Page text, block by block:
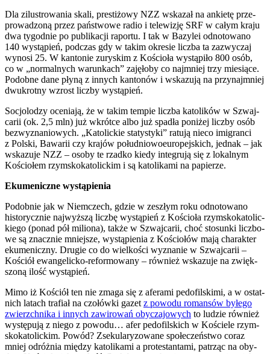
Dla zilu­stro­wa­nia ska­li, pre­sti­żo­wy NZZ wska­zał na ankie­tę prze­
pro­wa­dzo­ną przez pań­stwo­we radio i tele­wi­zję SRF w całym kra­ju
dwa tygo­dnie po publi­ka­cji rapor­tu. I tak w Bazy­lei odno­to­wa­no
140 wystą­pień, pod­czas gdy w takim okre­sie licz­ba ta zazwy­czaj
wyno­si 25. W kan­to­nie zury­skim z Kościo­ła wystą­pi­ło 800 osób,
co w „nor­mal­nych warun­kach” zaję­ło­by co naj­mniej trzy mie­sią­ce.
Podob­ne dane pły­ną z innych kan­to­nów i wska­zu­ją na przy­naj­mniej
dwu­krot­ny wzrost licz­by wystą­pień.
Socjo­lo­dzy oce­nia­ją, że w takim tem­pie licz­ba kato­li­ków w Szwaj­
ca­rii (ok. 2,5 mln) już wkrót­ce albo już spa­dła poni­żej licz­by osób
bez­wy­zna­nio­wych. „Kato­lic­kie sta­ty­sty­ki” ratu­ją nie­co imi­gran­ci
z Pol­ski, Bawa­rii czy kra­jów połu­dnio­wo­eu­ro­pej­skich, jed­nak – jak
wska­zu­je NZZ – oso­by te rzad­ko kie­dy inte­gru­ją się z lokal­nym
Kościo­łem rzym­sko­ka­to­lic­kim i są kato­li­ka­mi na papie­rze.
Eku­me­nicz­ne wystą­pie­nia
Podob­nie jak w Niem­czech, gdzie w zeszłym roku odno­to­wa­no
histo­rycz­nie naj­wyż­szą licz­bę wystą­pień z Kościo­ła rzym­sko­ka­to­lic­
kie­go (ponad pół milio­na), tak­że w Szwaj­ca­rii, choć sto­sun­ki licz­bo­
we są znacz­nie mniej­sze, wystą­pie­nia z Kościo­łów mają cha­rak­ter
eku­me­nicz­ny. Dru­gie co do wiel­ko­ści wyzna­nie w Szwaj­ca­rii –
Kościół ewan­ge­lic­ko-refor­mo­wa­ny – rów­nież wska­zu­je na zwięk­
szo­ną ilość wystą­pień.
Mimo iż Kościół ten nie zma­ga się z afe­ra­mi pedo­fil­ski­mi, a w ostat­
nich latach tra­fiał na czo­łów­ki gazetz powo­du roman­sów byłe­go
zwierzch­ni­ka i innych zawi­ro­wań oby­cza­jo­wych to ludzie rów­nież
wystę­pu­ją z nie­go z powo­du… afer pedo­fil­skich w Koście­le rzym­
sko­ka­to­lic­kim. Powód? Zse­ku­la­ry­zo­wa­ne spo­łe­czeń­stwo coraz
mniej odróż­nia mię­dzy kato­li­ka­mi a pro­te­stan­ta­mi, patrząc na oby­